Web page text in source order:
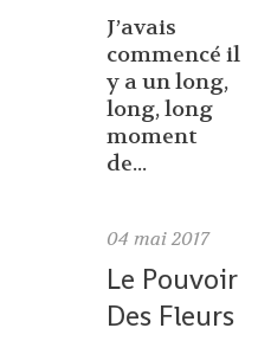
J’avais
commencé il
y a un long,
long, long
moment
de...
04 mai 2017
Le Pouvoir
Des Fleurs